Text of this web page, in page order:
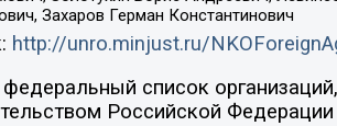
Захаров Герман Константинович
http://unro.minjust.ru/
список
Российской Федерации